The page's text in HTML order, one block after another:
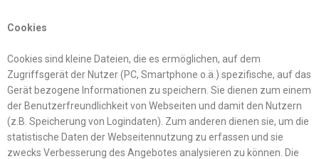
Cookies
Cookies sind kleine Dateien, die es ermöglichen, auf dem
Zugriffsgerät der Nutzer (PC, Smartphone o.ä.) spezifische, auf das
Gerät bezogene Informationen zu speichern. Sie dienen zum einem
der Benutzerfreundlichkeit von Webseiten und damit den Nutzern
(z.B. Speicherung von Logindaten). Zum anderen dienen sie, um die
statistische Daten der Webseitennutzung zu erfassen und sie
zwecks Verbesserung des Angebotes analysieren zu können. Die